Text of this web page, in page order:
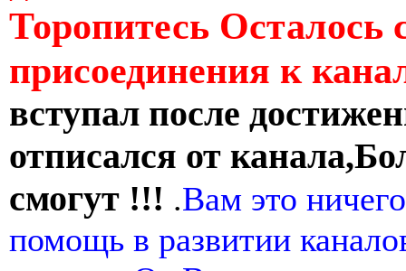
Торопитесь Осталось
присоединения к
вступал после
отписался от
смогут !!! .Вам это
помощь в развитии